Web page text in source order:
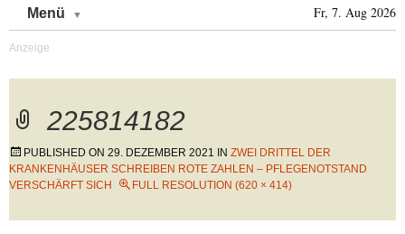
Menü Fr, 7. Aug 2026
225814182
PUBLISHED ON 29. DEZEMBER 2021 IN ZWEI DRITTEL DER
KRANKENHÄUSER SCHREIBEN ROTE ZAHLEN – PFLEGENOTSTAND
VERSCHÄRFT SICH
FULL RESOLUTION (620 × 414)